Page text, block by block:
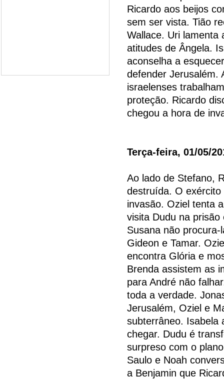
Ricardo aos beijos
sem ser vista. Tião
Wallace. Uri lamenta
atitudes de Ângela.
aconselha a
defender Jerusalém.
israelenses
proteção. Ricardo
chegou a hora de
Terça-feira, 01/05/
Ao lado de Stefano,
destruída. O exército
invasão. Oziel tenta
visita Dudu na
Susana não
Gideon e Tamar.
encontra Glória e
Brenda assistem as
para André não
toda a verdade.
Jerusalém, Oziel e
subterrâneo. Isabela
chegar. Dudu é
surpreso com o
Saulo e Noah
a Benjamin que